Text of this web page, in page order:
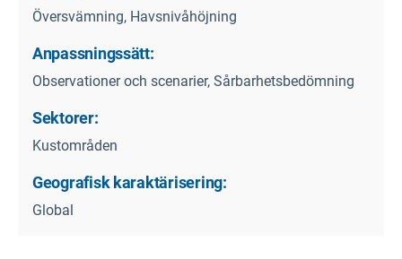
Översvämning, Havsnivåhöjning
Anpassningssätt:
Observationer och scenarier, Sårbarhetsbedömning
Sektorer:
Kustområden
Geografisk karaktärisering:
Global